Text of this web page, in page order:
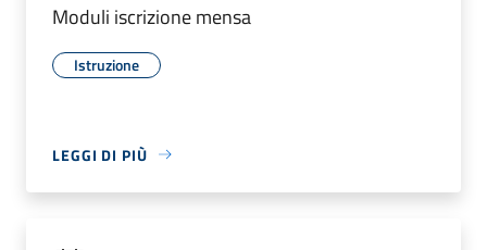
Moduli iscrizione mensa
Istruzione
LEGGI DI PIÙ